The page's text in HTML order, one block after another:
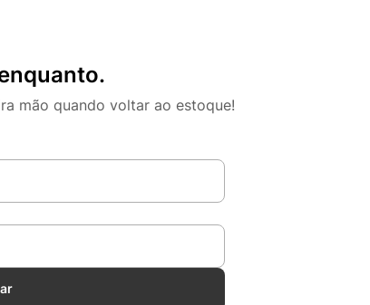
mão quando voltar ao estoque!